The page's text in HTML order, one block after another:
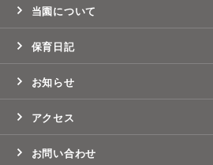
当園について
保育日記
お知らせ
アクセス
お問い合わせ